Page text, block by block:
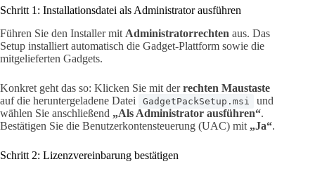
Schritt 1: Installationsdatei als Administrator ausführen
Führen Sie den Installer mit Administratorrechten aus. Das
Setup installiert automatisch die Gadget-Plattform sowie die
mitgelieferten Gadgets.
Konkret geht das so: Klicken Sie mit derrechten Maustaste
auf die heruntergeladene Datei
GadgetPackSetup.msi
und
wählen Sie anschließend „Als Administrator ausführen“.
Bestätigen Sie die Benutzerkontensteuerung (UAC) mit „Ja“.
Schritt 2: Lizenzvereinbarung bestätigen